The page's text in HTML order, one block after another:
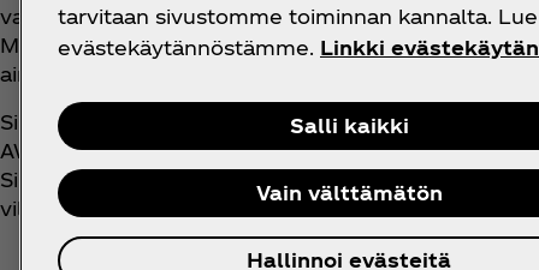
valmistuksessa. Tämän lisäksi koko arvoketjussa
Maatalouden vesiensuojelutoimet, kuten
ainetuotannon vesistövaikutuksia.
Sinebrychoff on Baltic Sea Action Groupille
AWS-standardin (Alliance for Water Stewardship)
Sinebrychoff tukee uudistavan viljelyn edistämistä
viljelyn periaatteista.
tarvitaan sivustomme toiminnan kannalta.
evästekäytännöstämme. Linkki
Salli kaikki
Vain välttämätön
Hallinnoi evästeitä